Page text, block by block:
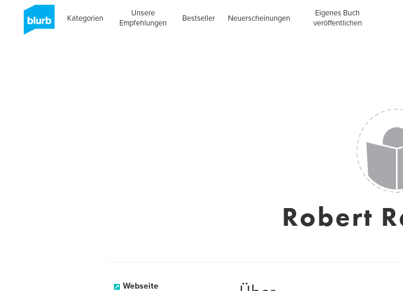
Kategorien
Unsere
Empfehlungen
Bestseller Neuerscheinungen
Eigenes Buch
veröffentlichen
Robert
Webseite